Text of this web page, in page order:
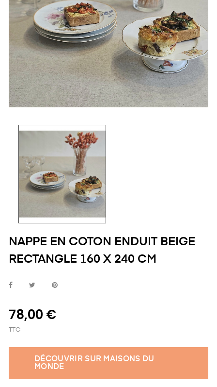
NAPPE EN COTON ENDUIT BEIGE
RECTANGLE 160 X 240 CM
78,00 €
TTC
DÉCOUVRIR SUR MAISONS DU
MONDE